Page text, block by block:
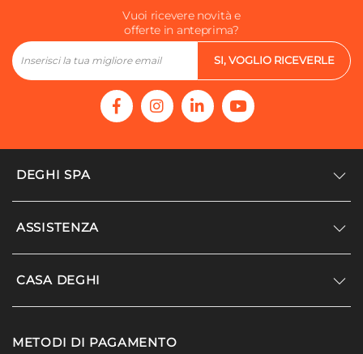
Vuoi ricevere novità e
offerte in anteprima?
SI, VOGLIO RICEVERLE
DEGHI SPA
Accedi/Registrati
Modello organizzativo e codice etico
ASSISTENZA
Supporto
Agevolazioni fiscali
CASA DEGHI
I nostri luoghi
METODI DI PAGAMENTO